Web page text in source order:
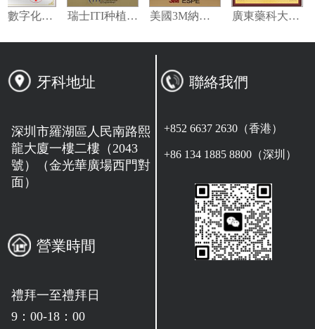
瑞士ITI种植系统技术合作单位
牙科地址
深圳市羅湖區人民南路熙
龍大廈一樓二樓（2043
號）（金光華廣場西門對
面）
營業時間
禮拜一至禮拜日
9：00-18：00
聯絡我們
+852 6637 2630（香港）
+86 134 1885 8800（深圳）